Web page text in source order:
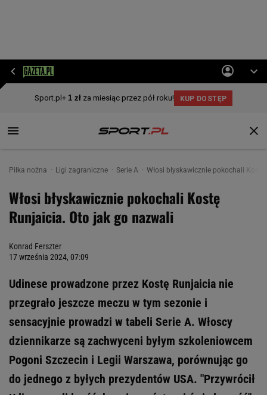
Piłka nożna Ligi zagraniczne Serie A Włosi błyskawicznie pokochali
Włosi błyskawicznie pokochali Kostę
Runjaicia. Oto jak go nazwali
Konrad Ferszter
17 września 2024, 07:09
Udinese prowadzone przez Kostę Runjaicia nie
przegrało jeszcze meczu w tym sezonie i
sensacyjnie prowadzi w tabeli Serie A. Włoscy
dziennikarze są zachwyceni byłym szkoleniowcem
Pogoni Szczecin i Legii Warszawa, porównując go
do jednego z byłych prezydentów USA. "Przywrócił